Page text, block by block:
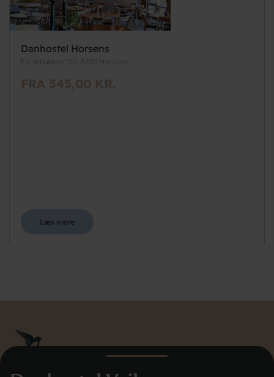
Danhostel Horsens
Flintebakken 150, 8700 Horsens
FRA 545,00 KR.
Læs mere